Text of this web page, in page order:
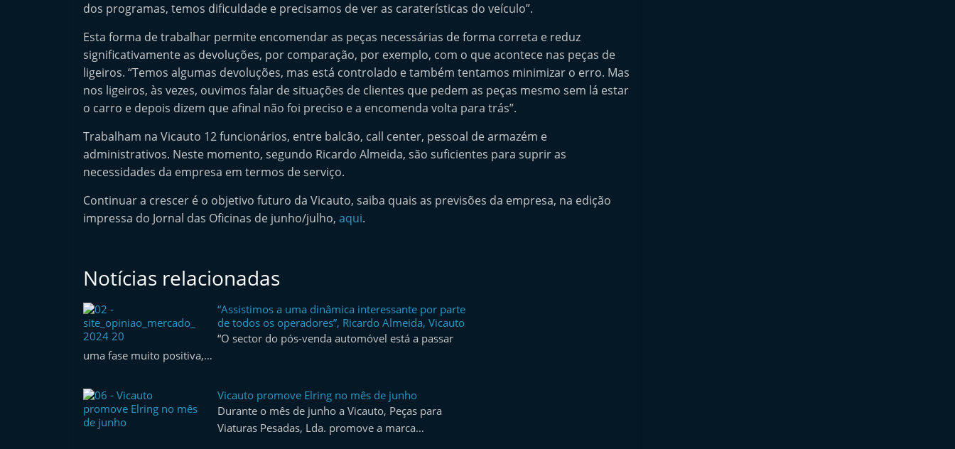
dos programas, temos dificuldade e precisamos de ver as caraterísticas do veículo”.
Esta forma de trabalhar permite encomendar as peças necessárias de forma correta e reduz
significativamente as devoluções, por comparação, por exemplo, com o que acontece nas peças de
ligeiros. “Temos algumas devoluções, mas está controlado e também tentamos minimizar o erro. Mas
nos ligeiros, às vezes, ouvimos falar de situações de clientes que pedem as peças mesmo sem lá estar
o carro e depois dizem que afinal não foi preciso e a encomenda volta para trás”.
Trabalham na Vicauto 12 funcionários, entre balcão, call center, pessoal de armazém e
administrativos. Neste momento, segundo Ricardo Almeida, são suficientes para suprir as
necessidades da empresa em termos de serviço.
Continuar a crescer é o objetivo futuro da Vicauto, saiba quais as previsões da empresa, na edição
impressa do Jornal das Oficinas de junho/julho, aqui.
Notícias relacionadas
“Assistimos a uma dinâmica interessante por parte
de todos os operadores”, Ricardo Almeida, Vicauto
“O sector do pós-venda automóvel está a passar
uma fase muito positiva,…
Vicauto promove Elring no mês de junho
Durante o mês de junho a Vicauto, Peças para
Viaturas Pesadas, Lda. promove a marca…